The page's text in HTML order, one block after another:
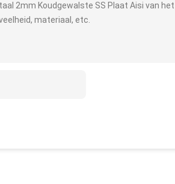
2mm Koudgewalste SS Plaat Aisi van
materiaal, etc.